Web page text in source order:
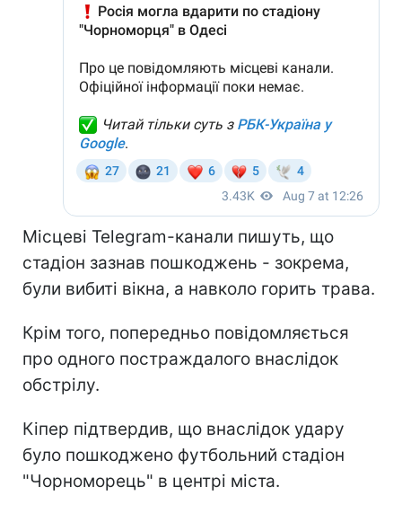
Місцеві Telegram-канали пишуть, що
стадіон зазнав пошкоджень - зокрема,
були вибиті вікна, а навколо горить трава.
Крім того, попередньо повідомляється
про одного постраждалого внаслідок
обстрілу.
Кіпер підтвердив, що внаслідок удару
було пошкоджено футбольний стадіон
"Чорноморець" в центрі міста.